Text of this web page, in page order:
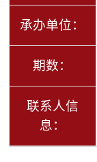
承办单位：
期数：
联系人信
息：